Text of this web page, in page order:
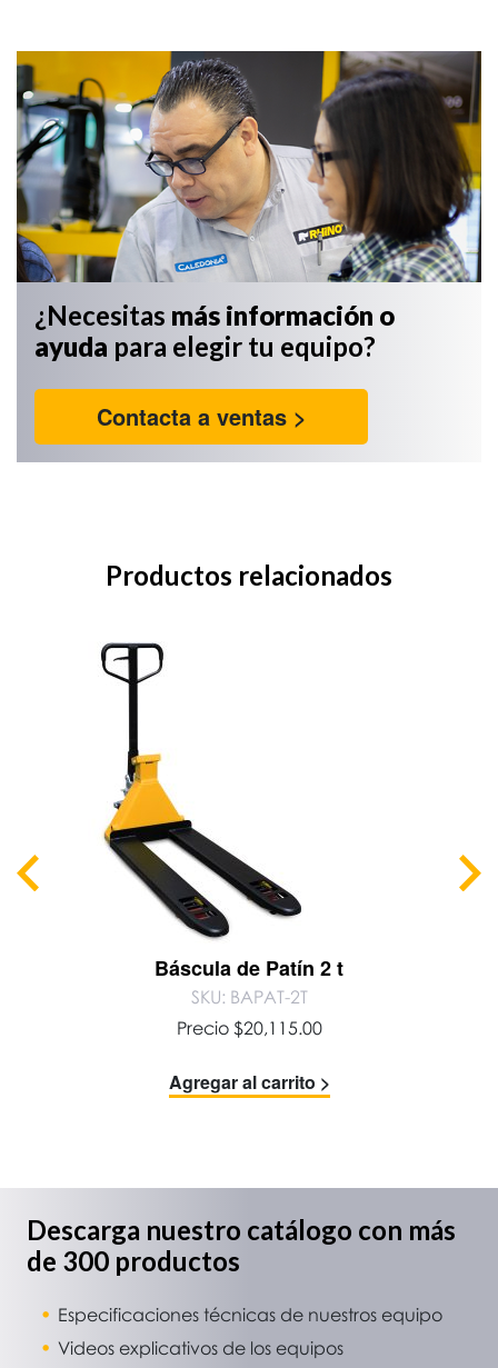
¿Necesitas más información o
ayuda para elegir tu equipo?
Contacta a ventas >
Productos relacionados
Báscula de Patín 2 t
SKU: BAPAT-2T
Precio $20,115.00
Agregar al carrito >
Descarga nuestro catálogo con más
de 300 productos
Especificaciones técnicas de nuestros equipo
Videos explicativos de los equipos